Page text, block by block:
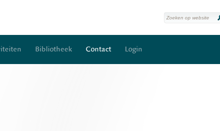
Bibliotheek Contact Login